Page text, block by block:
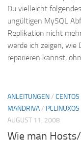
Du vielleicht
ungültigen MySQL
Replikation nicht
werde ich zeigen, wie
reparieren kannst,
ANLEITUNGEN/ CENTOS
MANDRIVA/ PCLINUXOS
AUGUST 11, 2008
Wie man